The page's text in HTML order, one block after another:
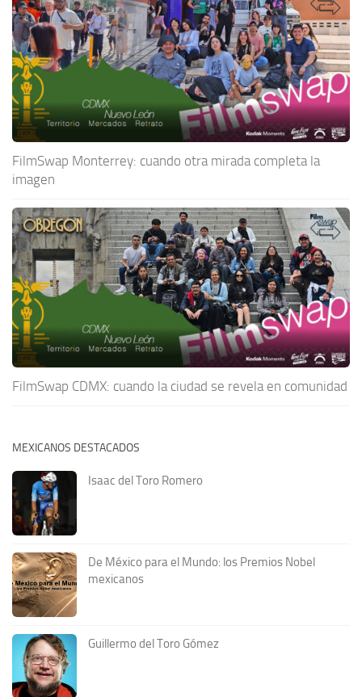
FilmSwap Monterrey: cuando otra mirada completa la
imagen
FilmSwap CDMX: cuando la ciudad se revela en comunidad
MEXICANOS DESTACADOS
Isaac del Toro Romero
De México para el Mundo: los Premios Nobel
mexicanos
Guillermo del Toro Gómez